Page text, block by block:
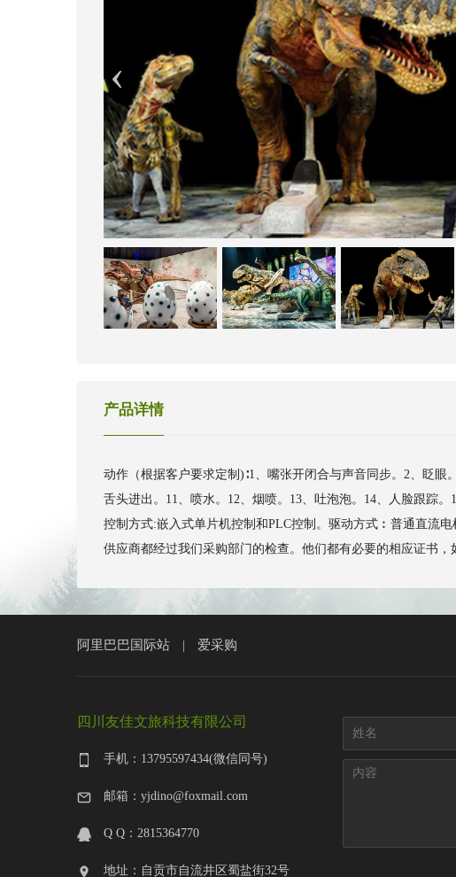
产品详情
动作（根据客户要求定制)∶1、嘴张开闭合与声音同步。2、眨眼
舌头进出。11、喷水。12、烟喷。13、吐泡泡。14、人脸跟踪
控制方式:嵌入式单片机控制和PLC控制。驱动方式︰普通直流
供应商都经过我们采购部门的检查。他们都有必要的相应证书，
阿里巴巴国际站 爱采购
四川友佳文旅科技有限公司
手机：13795597434(微信同号)
邮箱：yjdino@foxmail.com
Q Q：2815364770
地址：自贡市自流井区蜀盐街32号